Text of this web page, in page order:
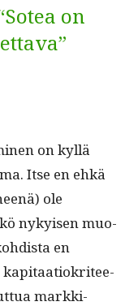
on
on kyl­lä
Itse en ehkä
ole
nykyisen muo­
en
kap­i­taa­tiokri­tee­
markki­